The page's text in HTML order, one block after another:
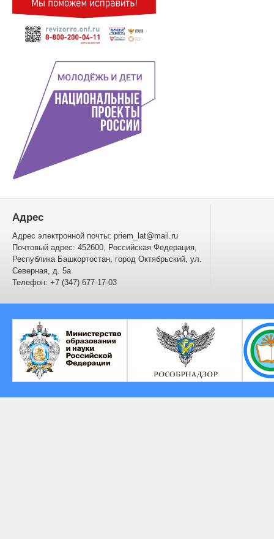
Адрес
Адрес электронной почты: priem_lat@mail.ru
Почтовый адрес: 452600, Российская Федерация,
Республика Башкортостан, город Октябрьский, ул.
Северная, д. 5а
Телефон: +7 (347) 677-17-03